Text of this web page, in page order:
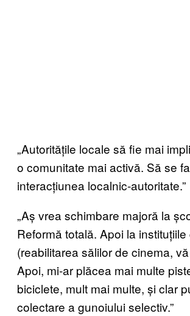
„Autoritățile locale să fie mai
o comunitate mai activă. Să se
interacțiunea localnic-autoritate.”
„Aș vrea schimbare majoră la
Reformă totală. Apoi la
(reabilitarea sălilor de cinema,
Apoi, mi-ar plăcea mai multe
biciclete, mult mai multe, și clar
colectare a gunoiului selectiv.”